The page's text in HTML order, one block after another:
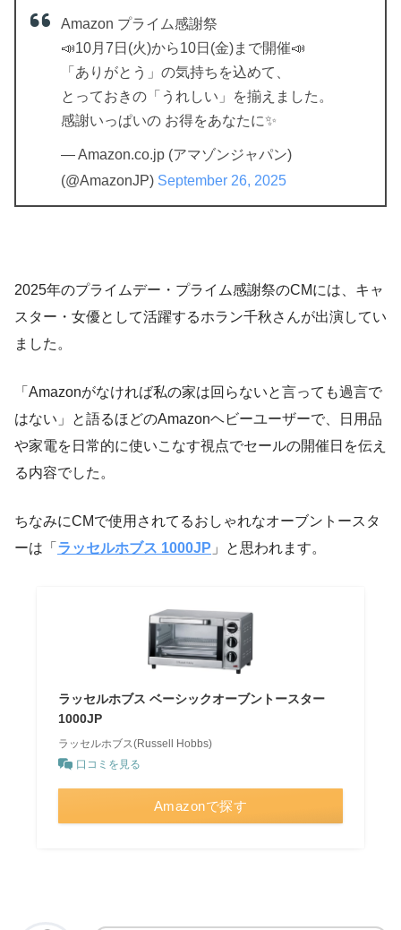
Amazon プライム感謝祭
📣10月7日(火)から10日(金)まで開催📣
「ありがとう」の気持ちを込めて、
とっておきの「うれしい」を揃えました。
感謝いっぱいの お得をあなたに✨
— Amazon.co.jp (アマゾンジャパン)
(@AmazonJP) September 26, 2025
2025年のプライムデー・プライム感謝祭のCMには、キャ
スター・女優として活躍するホラン千秋さんが出演してい
ました。
「Amazonがなければ私の家は回らないと言っても過言で
はない」と語るほどのAmazonヘビーユーザーで、日用品
や家電を日常的に使いこなす視点でセールの開催日を伝え
る内容でした。
ちなみにCMで使用されてるおしゃれなオーブントースタ
ーは「 ラッセルホブス 1000JP 」と思われます。
ラッセルホブス ベーシックオーブントースター
1000JP
ラッセルホブス(Russell Hobbs)
口コミを見る
Amazonで探す